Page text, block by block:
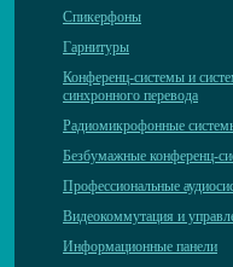
Спикерфоны
Гарнитуры
Конференц-системы и
синхронного перевода
Радиомикрофонные
Безбумажные конференц-
Профессиональные
Видеокоммутация и
Информационные панели